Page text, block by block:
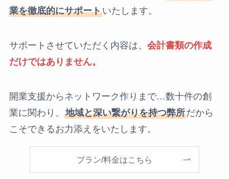
業を徹底的にサポートいたします。
サポートさせていただく内容は、 会計書類の作成
だけではありません。
開業支援からネットワーク作りまで…数十件の創
業に関わり、 地域と深い繋がりを持つ弊所だから
こそできるお力添えをいたします。
プラン/料金はこちら